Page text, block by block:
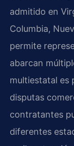
admitido en
Columbia,
permite
abarcan
multiestatal es
disputas
contratantes
diferentes